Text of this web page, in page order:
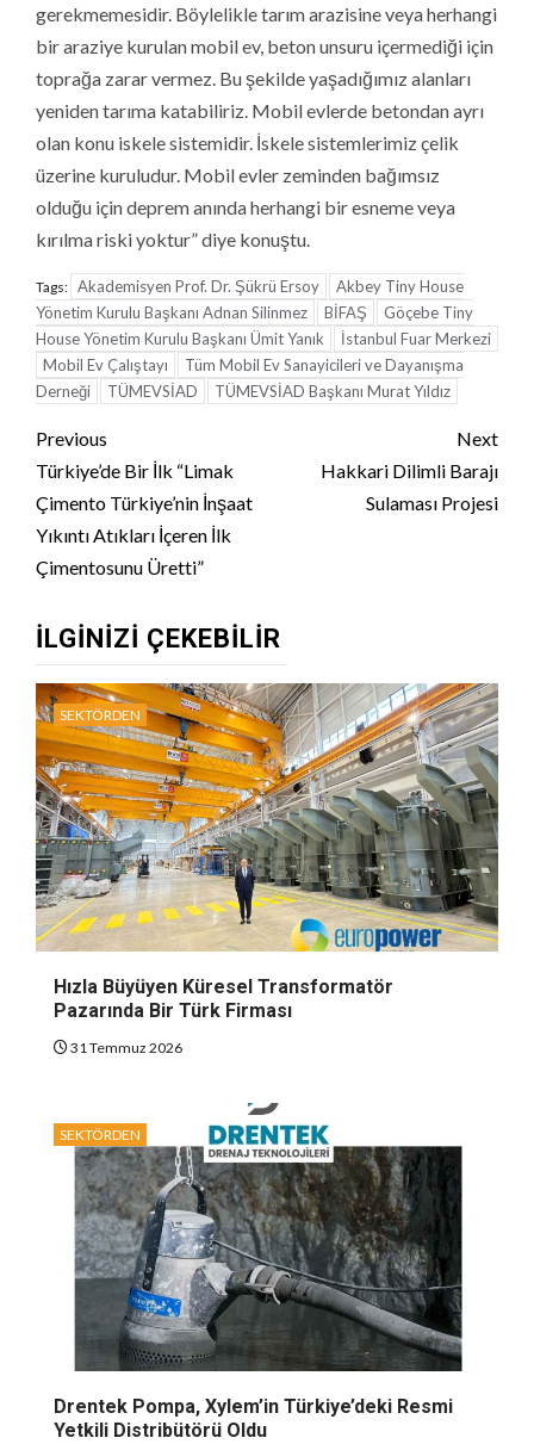
gerekmemesidir. Böylelikle tarım arazisine veya herhangi
bir araziye kurulan mobil ev, beton unsuru içermediği için
toprağa zarar vermez. Bu şekilde yaşadığımız alanları
yeniden tarıma katabiliriz. Mobil evlerde betondan ayrı
olan konu iskele sistemidir. İskele sistemlerimiz çelik
üzerine kuruludur. Mobil evler zeminden bağımsız
olduğu için deprem anında herhangi bir esneme veya
kırılma riski yoktur” diye konuştu.
Tags: Akademisyen Prof. Dr. Şükrü Ersoy
Akbey Tiny House
Yönetim Kurulu Başkanı Adnan Silinmez
BİFAŞ
Göçebe Tiny
House Yönetim Kurulu Başkanı Ümit Yanık
İstanbul Fuar Merkezi
Mobil Ev Çalıştayı
Tüm Mobil Ev Sanayicileri ve Dayanışma
Derneği
TÜMEVSİAD TÜMEVSİAD Başkanı Murat Yıldız
Continue
Reading
Previous
Türkiye’de Bir İlk “Limak
Çimento Türkiye’nin İnşaat
Yıkıntı Atıkları İçeren İlk
Çimentosunu Üretti”
Next
Hakkari Dilimli Barajı
Sulaması Projesi
İLGINIZI ÇEKEBILIR
SEKTÖRDEN
Hızla Büyüyen Küresel Transformatör
Pazarında Bir Türk Firması
31 Temmuz 2026
SEKTÖRDEN
Drentek Pompa, Xylem’in Türkiye’deki Resmi
Yetkili Distribütörü Oldu